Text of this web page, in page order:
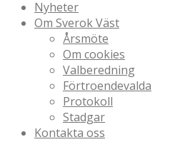
Nyheter
Om Sverok Väst
Årsmöte
Om cookies
Valberedning
Förtroendevalda
Protokoll
Stadgar
Kontakta oss